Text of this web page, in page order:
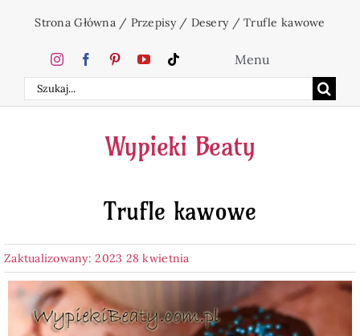
zawartości
Strona Główna/ Przepisy/ Desery/Trufle kawowe
Szukaj
Menu
Home
Ciasta
Desery
Napoje
Wypieki Beaty
Trufle kawowe
Zaktualizowany: 2023 28 kwietnia